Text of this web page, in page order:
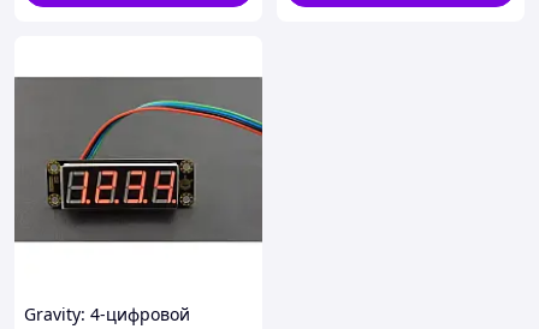
Gravity: 4-цифровой